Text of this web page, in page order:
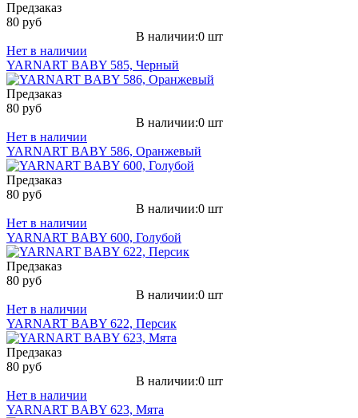
Предзаказ
80 руб
В наличии:0 шт
Нет в наличии
YARNART BABY 585, Черный
Предзаказ
80 руб
В наличии:0 шт
Нет в наличии
YARNART BABY 586, Оранжевый
Предзаказ
80 руб
В наличии:0 шт
Нет в наличии
YARNART BABY 600, Голубой
Предзаказ
80 руб
В наличии:0 шт
Нет в наличии
YARNART BABY 622, Персик
Предзаказ
80 руб
В наличии:0 шт
Нет в наличии
YARNART BABY 623, Мята